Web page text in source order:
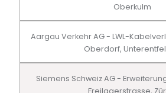
Oberkulm
Aargau Verkehr AG - LWL-
Oberdorf,
Siemens Schweiz AG -
Freilagerstrasse,